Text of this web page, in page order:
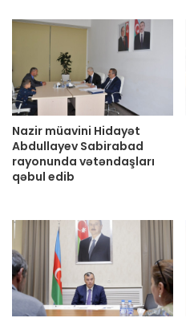
Nazir müavini Hidayət
Abdullayev Sabirabad
rayonunda vətəndaşları
qəbul edib